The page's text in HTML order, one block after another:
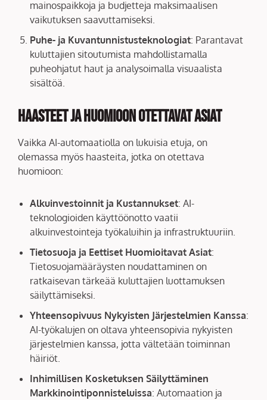
mainospaikkoja ja budjetteja maksimaalisen
vaikutuksen saavuttamiseksi.
Puhe- ja Kuvantunnistusteknologiat: Parantavat
kuluttajien sitoutumista mahdollistamalla
puheohjatut haut ja analysoimalla visuaalista
sisältöä.
Haasteet ja Huomioon Otettavat Asiat
Vaikka AI-automaatiolla on lukuisia etuja, on
olemassa myös haasteita, jotka on otettava
huomioon:
Alkuinvestoinnit ja Kustannukset: AI-
teknologioiden käyttöönotto vaatii
alkuinvestointeja työkaluihin ja infrastruktuuriin.
Tietosuoja ja Eettiset Huomioitavat Asiat:
Tietosuojamääräysten noudattaminen on
ratkaisevan tärkeää kuluttajien luottamuksen
säilyttämiseksi.
Yhteensopivuus Nykyisten Järjestelmien Kanssa:
AI-työkalujen on oltava yhteensopivia nykyisten
järjestelmien kanssa, jotta vältetään toiminnan
häiriöt.
Inhimillisen Kosketuksen Säilyttäminen
Markkinointiponnisteluissa: Automaation ja